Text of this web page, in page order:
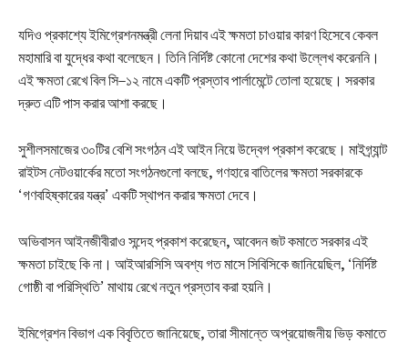
যদিও প্রকাশ্যে ইমিগ্রেশনমন্ত্রী লেনা দিয়াব এই ক্ষমতা চাওয়ার কারণ হিসেবে কেবল
মহামারি বা যুদ্ধের কথা বলেছেন। তিনি নির্দিষ্ট কোনো দেশের কথা উল্লেখ করেননি।
এই ক্ষমতা রেখে বিল সি–১২ নামে একটি প্রস্তাব পার্লামেন্টে তোলা হয়েছে। সরকার
দ্রুত এটি পাস করার আশা করছে।
সুশীলসমাজের ৩০টির বেশি সংগঠন এই আইন নিয়ে উদ্বেগ প্রকাশ করেছে। মাইগ্র্যান্ট
রাইটস নেটওয়ার্কের মতো সংগঠনগুলো বলছে, গণহারে বাতিলের ক্ষমতা সরকারকে
‘গণবহিষ্কারের যন্ত্র’ একটি স্থাপন করার ক্ষমতা দেবে।
অভিবাসন আইনজীবীরাও সন্দেহ প্রকাশ করেছেন, আবেদন জট কমাতে সরকার এই
ক্ষমতা চাইছে কি না। আইআরসিসি অবশ্য গত মাসে সিবিসিকে জানিয়েছিল, ‘নির্দিষ্ট
গোষ্ঠী বা পরিস্থিতি’ মাথায় রেখে নতুন প্রস্তাব করা হয়নি।
ইমিগ্রেশন বিভাগ এক বিবৃতিতে জানিয়েছে, তারা সীমান্তে অপ্রয়োজনীয় ভিড় কমাতে